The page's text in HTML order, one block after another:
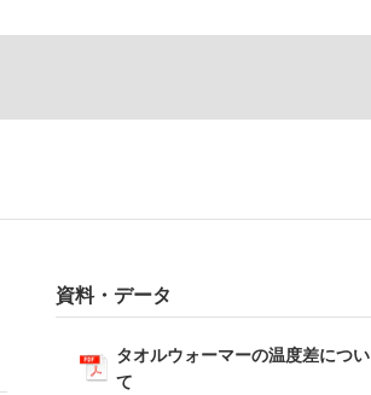
資料・データ
タオルウォーマーの温度差につい
て